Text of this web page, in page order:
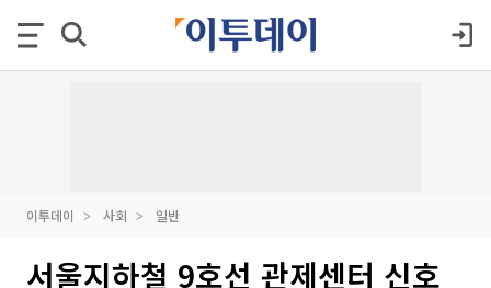
이투데이 사회 일반
서울지하철 9호선 관제센터 신호